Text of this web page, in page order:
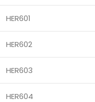
HER601
HER602
HER603
HER604